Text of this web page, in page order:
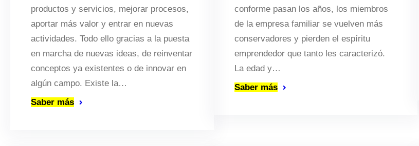
productos y servicios, mejorar procesos,
aportar más valor y entrar en nuevas
actividades. Todo ello gracias a la puesta
en marcha de nuevas ideas, de reinventar
conceptos ya existentes o de innovar en
algún campo. Existe la…
Saber más
conforme pasan los años, los miembros
de la empresa familiar se vuelven más
conservadores y pierden el espíritu
emprendedor que tanto les caracterizó.
La edad y…
Saber más